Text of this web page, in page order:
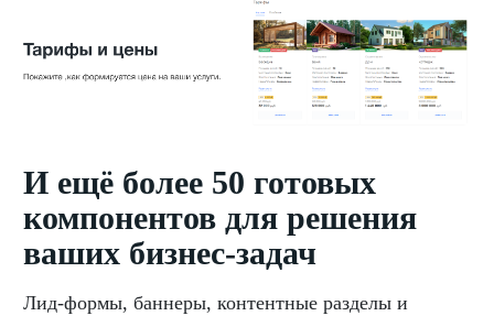
И ещё более 50 готовых
компонентов для решения
ваших бизнес-задач
Лид-формы, баннеры, контентные разделы и